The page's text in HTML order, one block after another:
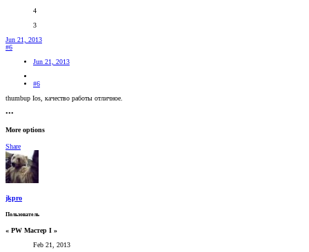
4
3
Jun 21, 2013
#6
Jun 21, 2013
#6
thumbup Ios, качество работы отличное.
•••
More options
Share
jkpro
Пользователь
« PW Мастер I »
Feb 21, 2013